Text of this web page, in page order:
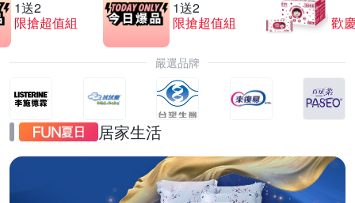
1送2
限搶超值組
1送2
限搶超值組
歡
嚴選品牌
居家生活